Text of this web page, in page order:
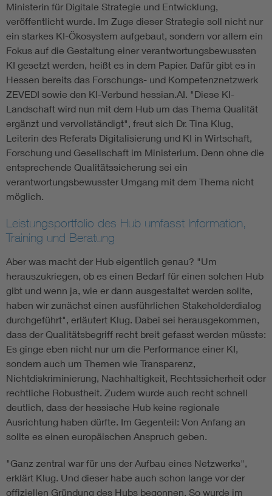
Ministerin für Digitale Strategie und Entwicklung,
veröffentlicht wurde. Im Zuge dieser Strategie soll nicht nur
ein starkes KI-Ökosystem aufgebaut, sondern vor allem ein
Fokus auf die Gestaltung einer verantwortungsbewussten
KI gesetzt werden, heißt es in dem Papier. Dafür gibt es in
Hessen bereits das Forschungs- und Kompetenznetzwerk
ZEVEDI sowie den KI-Verbund hessian.AI. "Diese KI-
Landschaft wird nun mit dem Hub um das Thema Qualität
ergänzt und vervollständigt", freut sich Dr. Tina Klug,
Leiterin des Referats Digitalisierung und KI in Wirtschaft,
Forschung und Gesellschaft im Ministerium. Denn ohne die
entsprechende Qualitätssicherung sei ein
verantwortungsbewusster Umgang mit dem Thema nicht
möglich.
Leistungsportfolio des Hub umfasst Information,
Training und Beratung
Aber was macht der Hub eigentlich genau? "Um
herauszukriegen, ob es einen Bedarf für einen solchen Hub
gibt und wenn ja, wie er dann ausgestaltet werden sollte,
haben wir zunächst einen ausführlichen Stakeholderdialog
durchgeführt", erläutert Klug. Dabei sei herausgekommen,
dass der Qualitätsbegriff recht breit gefasst werden müsste:
Es ginge eben nicht nur um die Performance einer KI,
sondern auch um Themen wie Transparenz,
Nichtdiskriminierung, Nachhaltigkeit, Rechtssicherheit oder
rechtliche Robustheit. Zudem wurde auch recht schnell
deutlich, dass der hessische Hub keine regionale
Ausrichtung haben dürfte. Im Gegenteil: Von Anfang an
sollte es einen europäischen Anspruch geben.
"Ganz zentral war für uns der Aufbau eines Netzwerks",
erklärt Klug. Und dieser habe auch schon lange vor der
offiziellen Gründung des Hubs begonnen. So wurde im